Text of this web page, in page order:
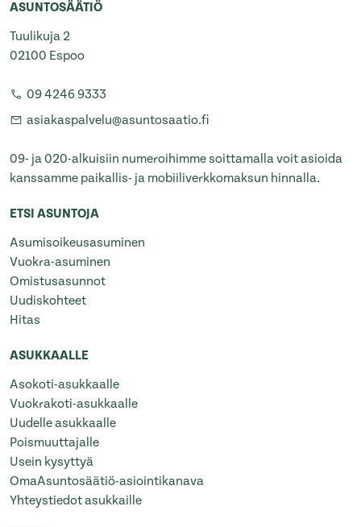
ASUNTOSÄÄTIÖ
Tuulikuja 2
02100 Espoo
09 4246 9333
asiakaspalvelu@asuntosaatio.fi
09- ja 020-alkuisiin numeroihimme soittamalla voit asioida
kanssamme paikallis- ja mobiiliverkkomaksun hinnalla.
ETSI ASUNTOJA
Asumisoikeusasuminen
Vuokra-asuminen
Omistusasunnot
Uudiskohteet
Hitas
ASUKKAALLE
Asokoti-asukkaalle
Vuokrakoti-asukkaalle
Uudelle asukkaalle
Poismuuttajalle
Usein kysyttyä
OmaAsuntosäätiö-asiointikanava
Yhteystiedot asukkaille